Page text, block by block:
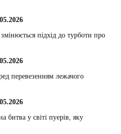
підхід до турботи про
перевезенням лежачого
у світі пуерів, яку